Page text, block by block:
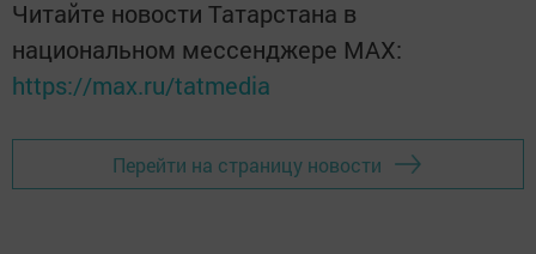
Читайте новости Татарстана в
национальном мессенджере MАХ:
https://max.ru/tatmedia
Перейти на страницу новости